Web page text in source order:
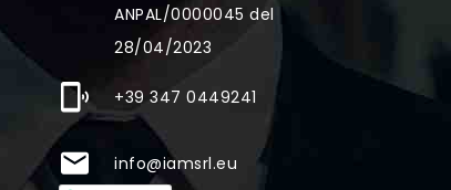
ANPAL/0000045 del
28/04/2023
+39 347 0449241
info@iamsrl.eu